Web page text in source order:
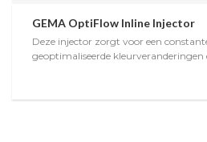
GEMA OptiFlow Inline Injector
Deze injector zorgt voor een
geoptimaliseerde kleurveranderingen